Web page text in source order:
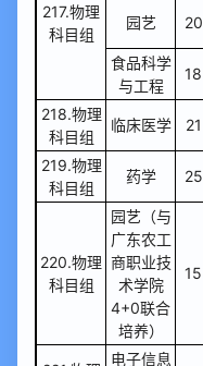
217.物理
科目组
园艺 20
食品科学
与工程
18
218.物理
科目组
临床医学 21
219.物理
科目组
药学 25
220.物理
科目组
园艺（与
广东农工
商职业技
术学院
4+0联合
培养）
15
电子信息